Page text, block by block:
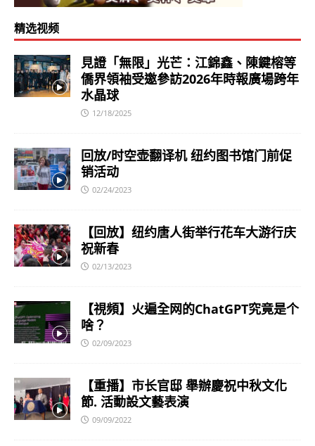
精选视频
見證「無限」光芒：江錦鑫、陳鍵榕等
僑界領袖受邀參訪2026年時報廣場跨年
水晶球
12/18/2025
回放/时空壶翻译机 纽约图书馆门前促
销活动
02/24/2023
【回放】纽约唐人街举行花车大游行庆
祝新春
02/13/2023
【視頻】火遍全网的ChatGPT究竟是个
啥？
02/09/2023
【重播】市长官邸 舉辦慶祝中秋文化
節. 活動設文藝表演
09/09/2022